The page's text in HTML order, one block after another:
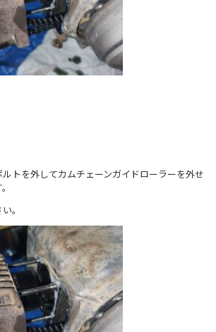
トを外してカムチェーンガイドローラーを外せ
。